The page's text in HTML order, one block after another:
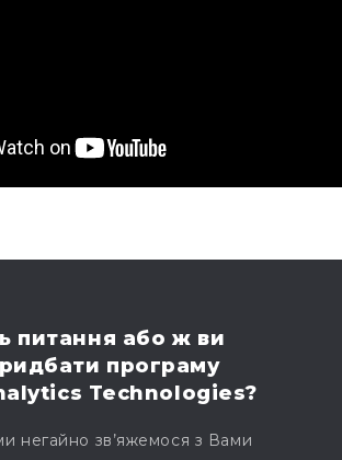
питання або ж ви
програму
Technologies?
негайно зв’яжемося з Вами